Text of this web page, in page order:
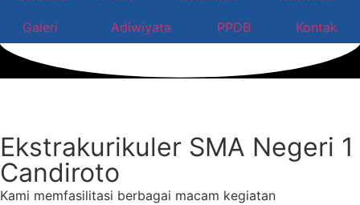
Galeri
Adiwiyata PPDB Kontak
Ekstrakurikuler SMA Negeri 1
Candiroto
Kami memfasilitasi berbagai macam kegiatan